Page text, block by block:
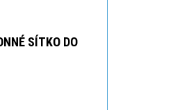
SÍTKO DO